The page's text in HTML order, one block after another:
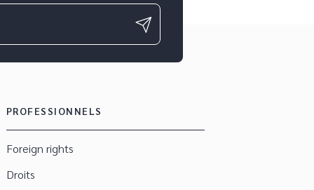
PROFESSIONNELS
Foreign rights
Droits